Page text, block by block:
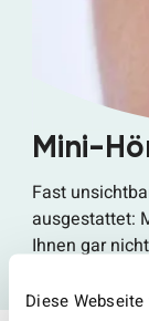
Diese
Mini-
Fast
ausgestattet:
Ihnen gar
Jetzt Mini-